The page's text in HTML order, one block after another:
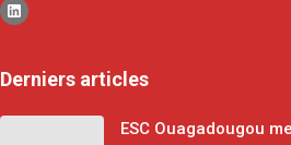
Derniers articles
ESC Ouagadougou